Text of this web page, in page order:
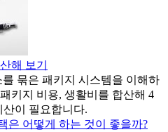
해 보기
묶은 패키지 시스템을 이해하
키지 비용, 생활비를 합산해 4
산이 필요합니다.
은 어떻게 하는 것이 좋을까?